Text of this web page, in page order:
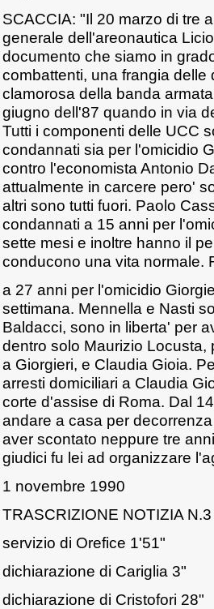
SCACCIA: "Il 20 marzo di tre
generale dell'areonautica
documento che siamo in
combattenti, una frangia
clamorosa della banda
giugno dell'87 quando in via
Tutti i componenti delle UCC
condannati sia per l'omicidio
contro l'economista Antonio
attualmente in carcere pero'
altri sono tutti fuori. Paolo
condannati a 15 anni per
sette mesi e inoltre hanno il
conducono una vita normale.
a 27 anni per l'omicidio
settimana. Mennella e Nasti
Baldacci, sono in liberta' per
dentro solo Maurizio Locusta,
a Giorgieri, e Claudia Gioia.
arresti domiciliari a Claudia
corte d'assise di Roma. Dal
andare a casa per
aver scontato neppure tre
giudici fu lei ad organizzare
1 novembre 1990
TRASCRIZIONE NOTIZIA
servizio di Orefice 1'51"
dichiarazione di Cariglia 3"
dichiarazione di Cristofori 28"